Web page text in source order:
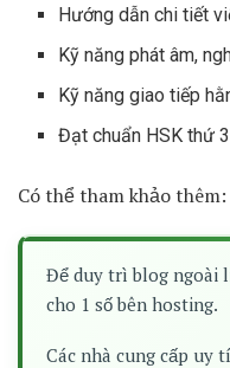
Hướng dẫn chi tiết
Kỹ năng phát âm,
Kỹ năng giao tiếp
Đạt chuẩn HSK thứ
Có thể tham khảo thêm:
Để duy trì blog ngoài
cho 1 số bên hosting.
Các nhà cung cấp uy